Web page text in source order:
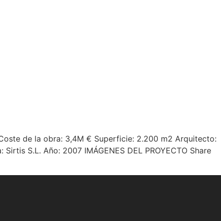
de la obra: 3,4M € Superficie: 2.200 m2 Arquitecto:
S.L. Año: 2007 IMÁGENES DEL PROYECTO Share